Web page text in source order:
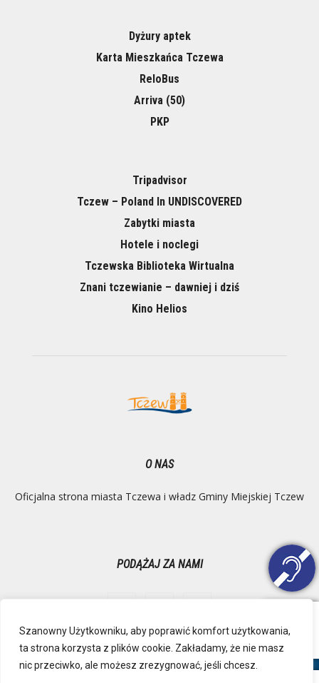
Szanowny Użytkowniku, aby poprawić komfort użytkowania,
ta strona korzysta z plików cookie. Zakładamy, że nie masz
nic przeciwko, ale możesz zrezygnować, jeśli chcesz.
Dyżury aptek
Karta Mieszkańca Tczewa
ReloBus
Arriva (50)
PKP
Tripadvisor
Tczew – Poland In UNDISCOVERED
Zabytki miasta
Hotele i noclegi
Tczewska Biblioteka Wirtualna
Znani tczewianie – dawniej i dziś
Kino Helios
O NAS
Oficjalna strona miasta Tczewa i władz Gminy Miejskiej Tczew
PODĄŻAJ ZA NAMI
Ochrona danych osobowych
Inspektor Danych Osobowych
Polityka Prywatności
Deklaracja dostępności